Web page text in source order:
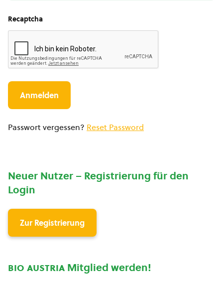
Recaptcha
Passwort vergessen? Reset Password
Neuer Nutzer – Registrierung für den
Login
Zur Registrierung
bio austria Mitglied werden!